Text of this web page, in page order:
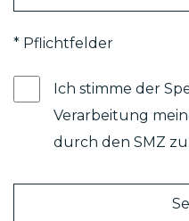
* Pflichtfelder
Ich stimme der
Verarbeitung
durch den SMZ zu.